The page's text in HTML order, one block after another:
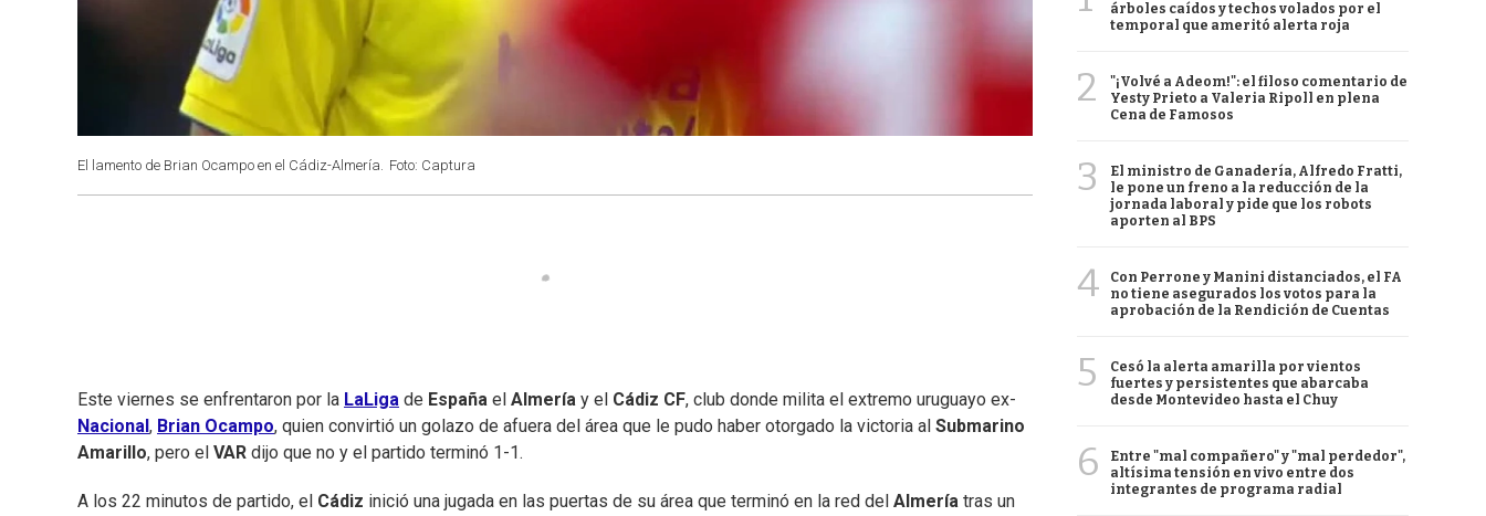
El lamento de Brian Ocampo en el Cádiz-Almería. Foto: Captura
Este viernes se enfrentaron por la LaLiga de España el Almería y el Cádiz CF, club donde milita el extremo uruguayo ex-
Nacional , Brian Ocampo, quien convirtió un golazo de afuera del área que le pudo haber otorgado la victoria al Submarino
Amarillo, pero el VAR dijo que no y el partido terminó 1-1.
A los 22 minutos de partido, el Cádiz inició una jugada en las puertas de su área que terminó en la red del Almería tras un
árboles caídos y techos volados por el
temporal que ameritó alerta roja
2
"¡Volvé a Adeom!": el filoso comentario de
Yesty Prieto a Valeria Ripoll en plena
Cena de Famosos
3
El ministro de Ganadería, Alfredo Fratti,
le pone un freno a la reducción de la
jornada laboral y pide que los robots
aporten al BPS
4
Con Perrone y Manini distanciados, el FA
no tiene asegurados los votos para la
aprobación de la Rendición de Cuentas
5
Cesó la alerta amarilla por vientos
fuertes y persistentes que abarcaba
desde Montevideo hasta el Chuy
6
Entre "mal compañero" y "mal perdedor",
altísima tensión en vivo entre dos
integrantes de programa radial